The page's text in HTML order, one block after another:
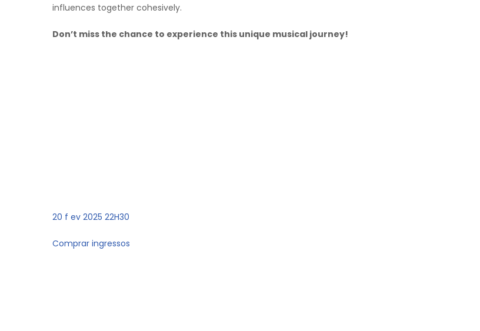
influences together cohesively.
Don’t miss the chance to experience this unique musical journey!
20 f ev 2025 22H30
Comprar ingressos